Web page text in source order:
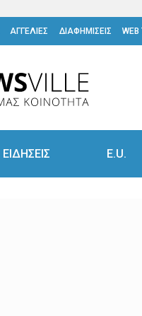
ΑΓΓΕΛΙΕΣ ΔΙΑΦΗΜΙΣΕΙΣ WEB
ΕΙΔΗΣΕΙΣ E.U.